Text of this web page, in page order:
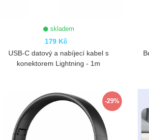
skladem
179 Kč
ZOBRAZIT
USB-C datový a nabíjecí kabel s
konektorem Lightning - 1m
-29%